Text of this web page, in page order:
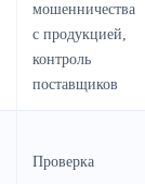
мошенничества
с продукцией,
контроль
поставщиков
Проверка